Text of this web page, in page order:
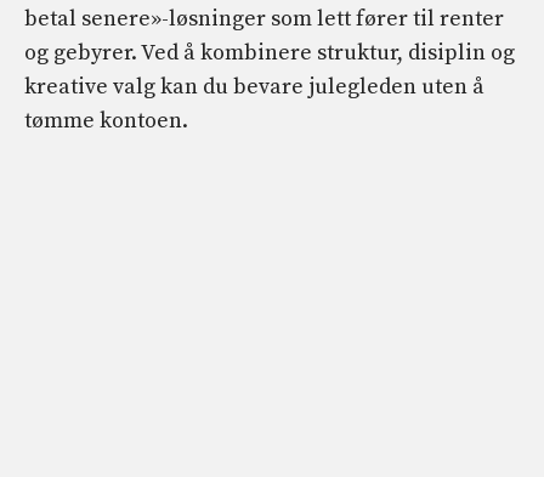
betal senere»-løsninger som lett fører til renter
og gebyrer. Ved å kombinere struktur, disiplin og
kreative valg kan du bevare julegleden uten å
tømme kontoen.